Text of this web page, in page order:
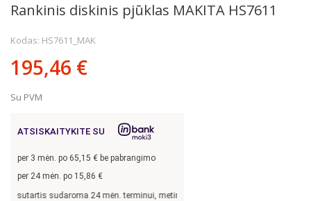
Rankinis diskinis pjūklas MAKITA HS7611
Kodas: HS7611_MAK
195,46 €
Su PVM
ATSISKAITYKITE SU
per 3 mėn. po 65,15 € be pabrangimo
per 24 mėn. po 15,86 €
sudaroma 24 mėn. terminui, metinė palūkanų norma –